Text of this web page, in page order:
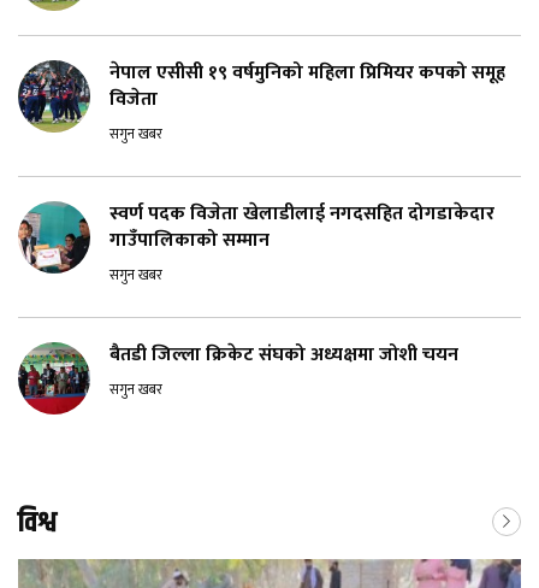
नेपाल एसीसी १९ वर्षमुनिको महिला प्रिमियर कपको समूह
विजेता
सगुन खबर
स्वर्ण पदक विजेता खेलाडीलाई नगदसहित दोगडाकेदार
गाउँपालिकाको सम्मान
सगुन खबर
बैतडी जिल्ला क्रिकेट संघको अध्यक्षमा जोशी चयन
सगुन खबर
विश्व